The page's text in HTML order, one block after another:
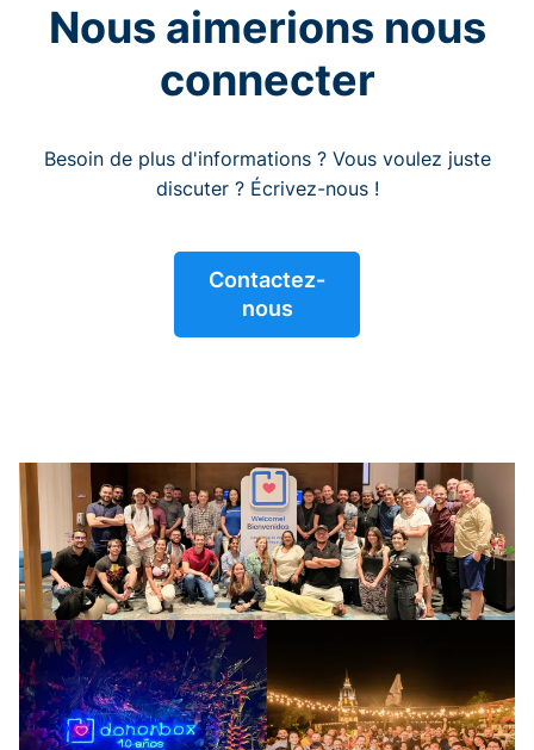
Nous aimerions nous
connecter
Besoin de plus d'informations ? Vous voulez juste
discuter ? Écrivez-nous !
Contactez-
nous